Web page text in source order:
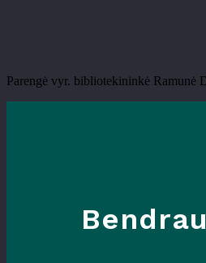
Įsakymas sulyg susinešimo